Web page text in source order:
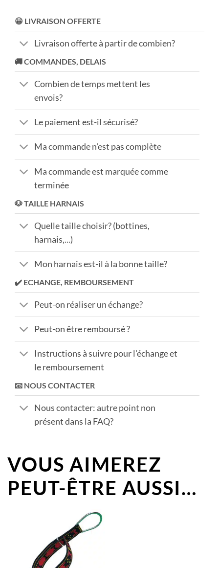
😀 LIVRAISON OFFERTE
Livraison offerte à partir de combien?
🚚 COMMANDES, DELAIS
Combien de temps mettent les
envois?
Le paiement est-il sécurisé?
Ma commande n'est pas complète
Ma commande est marquée comme
terminée
🐶 TAILLE HARNAIS
Quelle taille choisir? (bottines,
harnais,...)
Mon harnais est-il à la bonne taille?
✔️ ECHANGE, REMBOURSEMENT
Peut-on réaliser un échange?
Peut-on être remboursé ?
Instructions à suivre pour l'échange et
le remboursement
📧 NOUS CONTACTER
Nous contacter: autre point non
présent dans la FAQ?
VOUS AIMEREZ
PEUT-ÊTRE AUSSI…